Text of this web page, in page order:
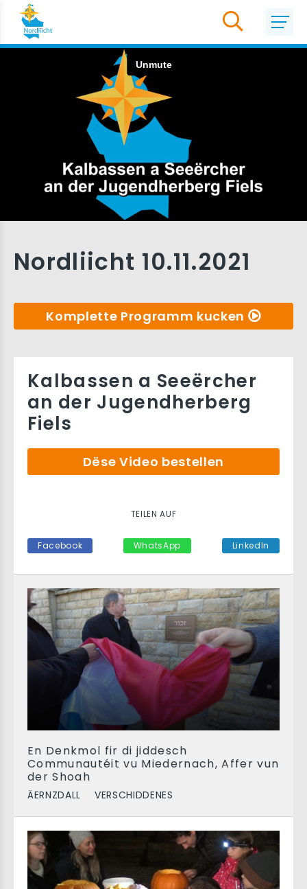
Nordliicht 10.11.2021
Komplette Programm kucken
En Denkmol fir di jiddesch
Communautéit vu Miedernach, Affer vun
der Shoah
ÄERNZDALL VERSCHIDDENES
Kalbassen a Seeërcher
an der Jugendherberg
Fiels
Dëse Video bestellen
TEILEN AUF
Facebook WhatsApp LinkedIn